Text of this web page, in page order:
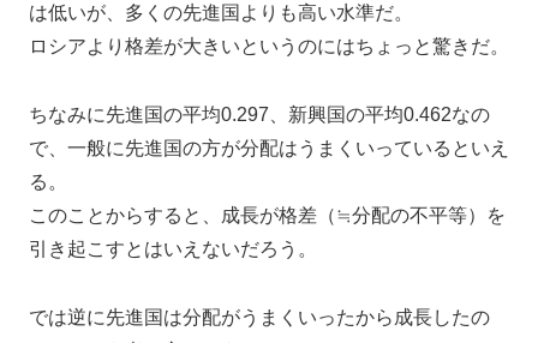
は低いが、多くの先進国よりも高い水準だ。
ロシアより格差が大きいというのにはちょっと驚きだ。
ちなみに先進国の平均0.297、新興国の平均0.462なの
で、一般に先進国の方が分配はうまくいっているといえ
る。
このことからすると、成長が格差（≒分配の不平等）を
引き起こすとはいえないだろう。
では逆に先進国は分配がうまくいったから成長したの